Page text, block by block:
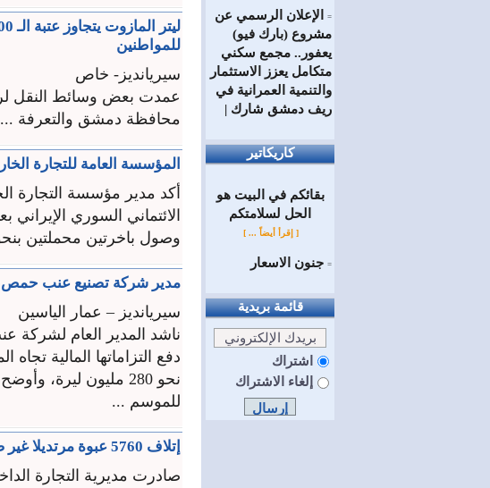
للمواطنين
سيريانديز- خاص
عمدت بعض وسائط النقل
محافظة دمشق والتعرفة ...
المؤسسة العامة للتجارة
أكد مدير مؤسسة التجارة
الائتماني السوري
وصول باخرتين محملتين بنحو 20 ألف طن من السكر إلى مرفئي طرطوس
مدير شركة تصنيع عنب حمص:
سيريانديز – عمار الياسين
ناشد المدير العام
دفع التزاماتها المالية
نحو 280 مليون
للموسم ...
إتلاف 5760 عبوة مرتديلا غير صالحة للاستهلاك بالسويداء
صادرت مديرية التجارة
=
الإعلان الرسمي عن
مشروع (بارك فيو)
يعفور.. مجمع سكني
متكامل يعزز الاستثمار
والتنمية العمرانية في
ريف دمشق شارك |
كاريكاتير
بقائكم في البيت هو
الحل لسلامتكم
[ إقرأ أيضاً ... ]
= جنون الاسعار
قائمة بريدية
اشتراك
إلغاء الاشتراك